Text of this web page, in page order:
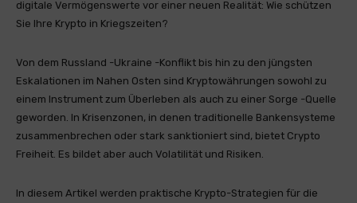
digitale Vermögenswerte vor einer neuen Realität: Wie schützen
Sie Ihre Krypto in Kriegszeiten?
Von dem Russland -Ukraine -Konflikt bis hin zu den jüngsten
Eskalationen im Nahen Osten sind Kryptowährungen sowohl zu
einem Instrument zum Überleben als auch zu einer Sorge -Quelle
geworden. In Krisenzonen, in denen traditionelle Bankensysteme
zusammenbrechen oder stark sanktioniert sind, bietet Crypto
Freiheit. Es bildet aber auch Volatilität und Risiken.
In diesem Artikel werden praktische Krypto-Strategien für die